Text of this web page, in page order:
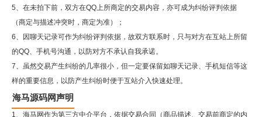
5、在未拍下前，双方在QQ上所商定的交易内容，亦可成为纠纷评判依据
（商定与描述冲突时，商定为准）；
6、因聊天记录可作为纠纷评判依据，故双方联系时，只与对方在互站上所留
的QQ、手机号沟通，以防对方不承认自我承诺。
7、虽然交易产生纠纷的几率很小，但一定要保留如聊天记录、手机短信等这
样的重要信息，以防产生纠纷时便于互站介入快速处理。
海马源码网声明
1、海马网作为第三方中介平台，依据交易合同（商品描述、交易前商定的内